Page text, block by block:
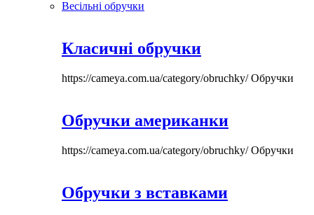
Весільні обручки
Класичні обручки
https://cameya.com.ua/category/obruchky/Обручки
Обручки американки
https://cameya.com.ua/category/obruchky/Обручки
Обручки з вставками